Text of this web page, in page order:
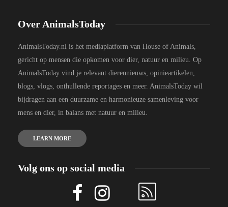
Over AnimalsToday
AnimalsToday.nl is het mediaplatform van House of Animals,
gericht op mensen die opkomen voor dier, natuur en milieu. Op
AnimalsToday vind je relevant dierennieuws, opinieartikelen,
blogs, vlogs, onthullende reportages en meer. AnimalsToday wil
bijdragen aan een duurzame en harmonieuze samenleving voor
mens en dier, in balans met natuur en milieu.
LEARN MORE
Volg ons op social media